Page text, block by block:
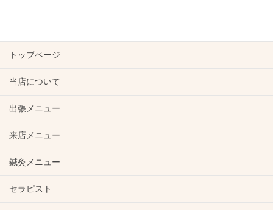
トップページ
当店について
出張メニュー
来店メニュー
鍼灸メニュー
セラピスト